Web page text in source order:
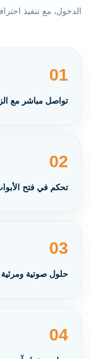
الدخول، مع تنفيذ
01
تواصل مباشر مع
02
تحكم في فتح
03
حلول صوتية ومرئية
04